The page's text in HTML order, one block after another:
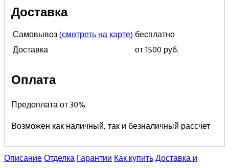
Доставка
Самовывоз(смотреть на карте)бесплатно
Доставка
от 1500 руб.
Оплата
Предоплата от 30%
Возможен как наличный, так и безналичный рассчет
ОписаниеОтделкаГарантииКак купитьДоставка и